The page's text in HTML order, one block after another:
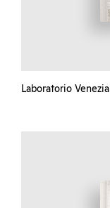
Laboratorio Venezia